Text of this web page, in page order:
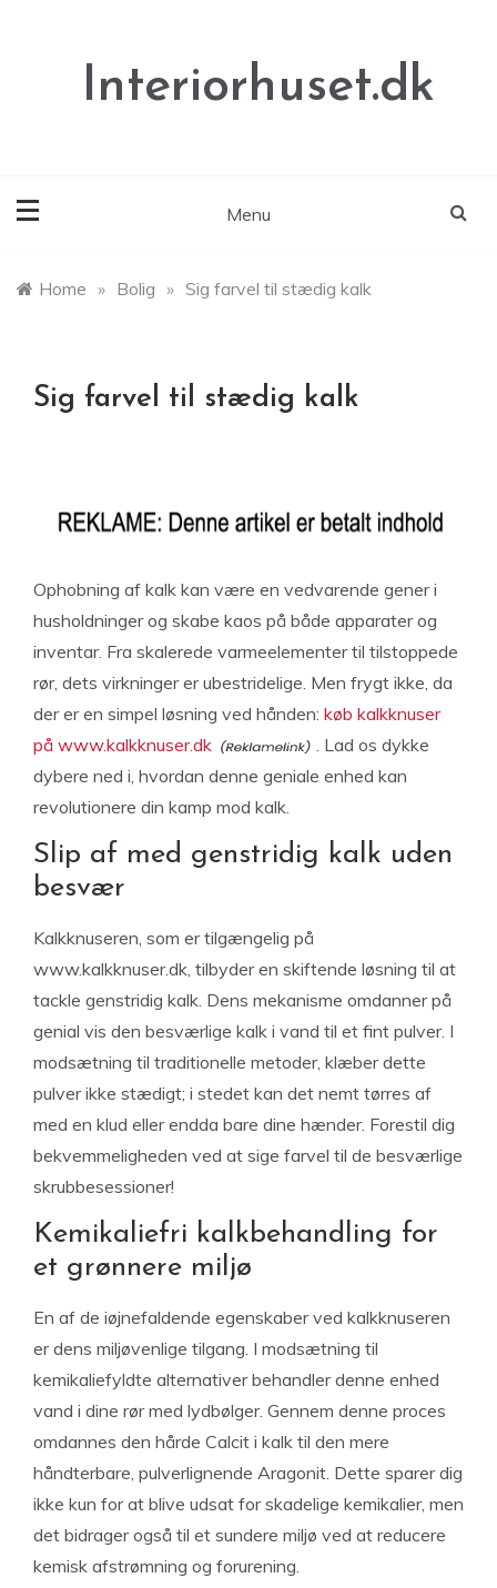
Interiorhuset.dk
Menu
Home » Bolig » Sig farvel til stædig kalk
Sig farvel til stædig kalk
Ophobning af kalk kan være en vedvarende gener i
husholdninger og skabe kaos på både apparater og
inventar. Fra skalerede varmeelementer til tilstoppede
rør, dets virkninger er ubestridelige. Men frygt ikke, da
der er en simpel løsning ved hånden: køb kalkknuser
på www.kalkknuser.dk
. Lad os dykke
dybere ned i, hvordan denne geniale enhed kan
revolutionere din kamp mod kalk.
Slip af med genstridig kalk uden
besvær
Kalkknuseren, som er tilgængelig på
www.kalkknuser.dk, tilbyder en skiftende løsning til at
tackle genstridig kalk. Dens mekanisme omdanner på
genial vis den besværlige kalk i vand til et fint pulver. I
modsætning til traditionelle metoder, klæber dette
pulver ikke stædigt; i stedet kan det nemt tørres af
med en klud eller endda bare dine hænder. Forestil dig
bekvemmeligheden ved at sige farvel til de besværlige
skrubbesessioner!
Kemikaliefri kalkbehandling for
et grønnere miljø
En af de iøjnefaldende egenskaber ved kalkknuseren
er dens miljøvenlige tilgang. I modsætning til
kemikaliefyldte alternativer behandler denne enhed
vand i dine rør med lydbølger. Gennem denne proces
omdannes den hårde Calcit i kalk til den mere
håndterbare, pulverlignende Aragonit. Dette sparer dig
ikke kun for at blive udsat for skadelige kemikalier, men
det bidrager også til et sundere miljø ved at reducere
kemisk afstrømning og forurening.